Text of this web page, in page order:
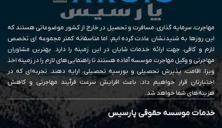
مهاجرت، سرمایه گذاری، مسافرت و تحصیل در خارج از کشور موضوعاتی هستند که
این روزها به شنیدنشان عادت کرده ایم، اما متاسفانه کمتر مجموعه ای تخصص
لازم و کافی، جهت ارائه خدمات شایان در این زمینه را دارد. بهترین مشاوران
مهاجرتی و وکیل مهاجرت موسسه آماده هستند تا راهنمایی‌های لازم را در زمینه اخذ
ویزا، اقامت، پذیرش تحصیلی و بورسیه تحصیلی، ارایه دهند. تجربه‌ای که در
اختیارتان قرار خواهیم داد، باعث افزایش سرعت فرآیند مهاجرتی و کاهش
هزینه‌های شما خواهد شد.
خدمات موسسه حقوقی پارسیس